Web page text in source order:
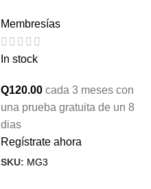
Membresías
In stock
Q120.00 cada 3 meses con
una prueba gratuita de un 8
dias
Regístrate ahora
SKU: MG3